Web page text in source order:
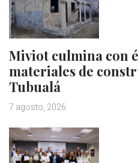
Miviot culmina con
materiales de
Tubualá
7 agosto, 2026